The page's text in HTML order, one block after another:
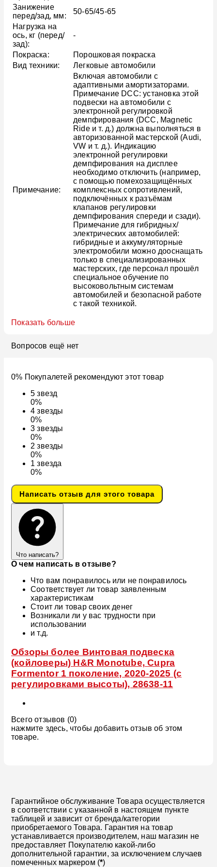
Занижение
перед/зад, мм:
50-65/45-65
Нагрузка на
ось, кг (перед/
зад):
-
Покраска:
Порошковая покраска
Вид техники:
Легковые автомобили
Примечание:
Включая автомобили с
адаптивными амортизаторами.
Примечание DCC: установка этой
подвески на автомобили с
электронной регулировкой
демпфирования (DCC, Magnetic
Ride и т. д.) должна выполняться в
авторизованной мастерской (Audi,
VW и т. д.). Индикацию
электронной регулировки
демпфирования на дисплее
необходимо отключить (например,
с помощью помехозащищённых
комплексных сопротивлений,
подключённых к разъёмам
клапанов регулировки
демпфирования спереди и сзади).
Примечание для гибридных/
электрических автомобилей:
гибридные и аккумуляторные
электромобили можно дооснащать
только в специализированных
мастерских, где персонал прошёл
специальное обучение по
высоковольтным системам
автомобилей и безопасной работе
с такой техникой.
Показать больше
Вопросов ещё нет
0% Покупалетей рекомендуют этот товар
5звезд
0%
4звезды
0%
3звезды
0%
2звезды
0%
1звезда
0%
Написать отзыв для этого товара
Что написать?
О чем написать в отзыве?
Что вам понравилось или не понравилось
Соответствует ли товар заявленным
характеристикам
Стоит ли товар своих денег
Возникали ли у вас трудности при
использовании
и т.д.
Обзоры более Винтовая подвеска
(койловеры) H&R Monotube, Cupra
Formentor 1 поколение, 2020-2025 (с
регулировками высоты), 28638-11
Всего отзывов (0)
нажмите здесь, чтобы добавить отзыв об этом
товаре.
Гарантийное обслуживание Товара осуществляется
в соответствии с указанной в настоящем пункте
таблицей и зависит от бренда/категории
приобретаемого Товара. Гарантия на товар
устанавливается производителем, наш магазин не
предоставляет Покупателю какой-либо
дополнительной гарантии, за исключением случаев
помеченных маркером (*)